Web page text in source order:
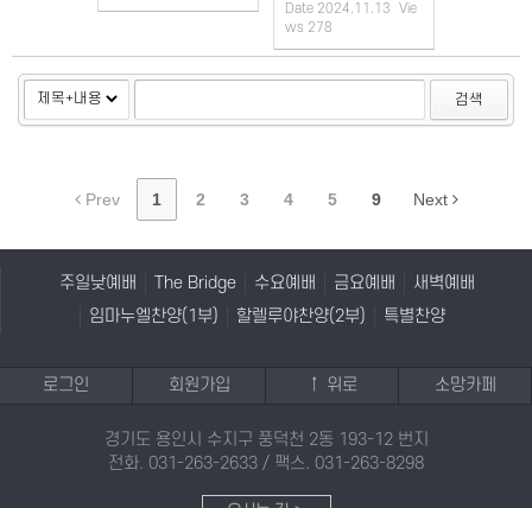
Date 2024.11.13
Vie
ws 278
검색
Prev 1 2 3 4 5 9 Next
주일낮예배 The Bridge 수요예배 금요예배
새벽예배
임마누엘찬양(1부)
할렐루야찬양(2부) 특별찬양
로그인 회원가입 ↑ 위로 소망카페
경기도 용인시 수지구 풍덕천 2동 193-12 번지
전화. 031-263-2633 / 팩스. 031-263-8298